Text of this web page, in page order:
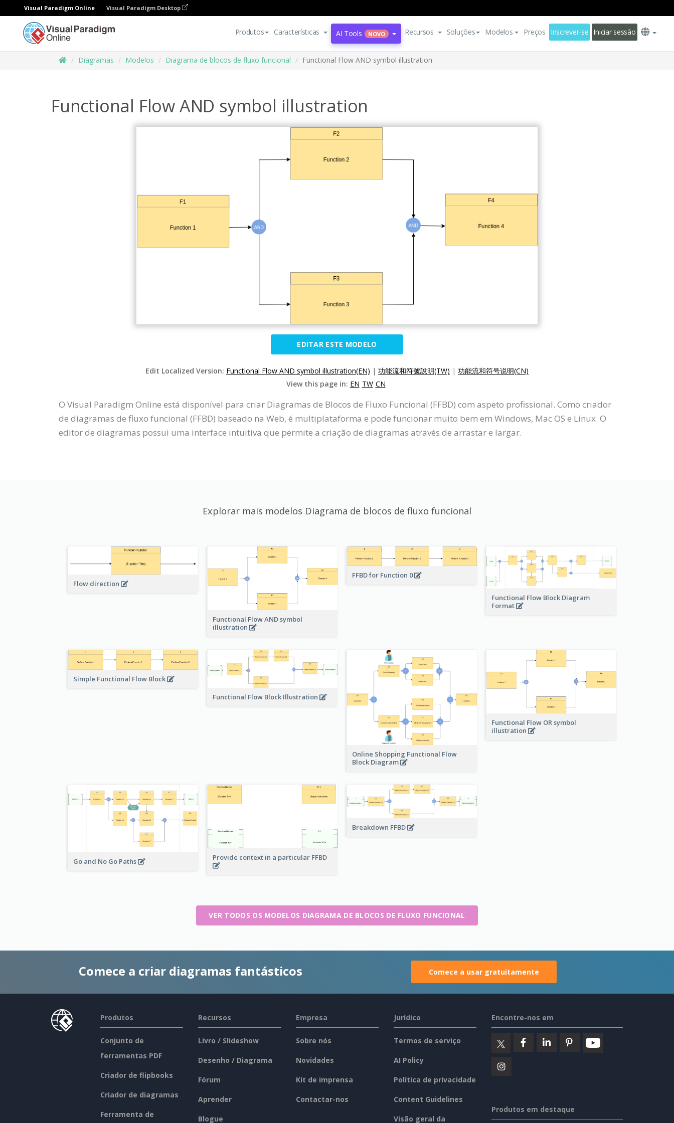
Visual Paradigm Online Visual Paradigm Desktop
Produtos Características AI Tools NOVO Recursos Soluções Modelos Preços Inscrever-se Iniciar sessão
Diagramas Modelos Diagrama de blocos de fluxo funcional Functional Flow AND symbol illustration
Functional Flow AND symbol illustration
EDITAR ESTE MODELO
Edit Localized Version: Functional Flow AND symbol illustration(EN) | 功能流和符號說明(TW) | 功能流和符号说明(CN)
View this page in: EN TW CN
O Visual Paradigm Online está disponível para criar Diagramas de Blocos de Fluxo Funcional (FFBD) com aspeto profissional. Como criador
de diagramas de fluxo funcional (FFBD) baseado na Web, é multiplataforma e pode funcionar muito bem em Windows, Mac OS e Linux. O
editor de diagramas possui uma interface intuitiva que permite a criação de diagramas através de arrastar e largar.
Explorar mais modelos Diagrama de blocos de fluxo funcional
Flow direction
Functional Flow AND symbol
illustration
FFBD for Function 0
Functional Flow Block Diagram
Format
Simple Functional Flow Block
Functional Flow Block Illustration
Online Shopping Functional Flow
Block Diagram
Functional Flow OR symbol
illustration
Go and No Go Paths Provide context in a particular FFBD
Breakdown FFBD
VER TODOS OS MODELOS DIAGRAMA DE BLOCOS DE FLUXO FUNCIONAL
Comece a criar diagramas fantásticos Comece a usar gratuitamente
Produtos
Conjunto de
ferramentas PDF
Criador de flipbooks
Criador de diagramas
Ferramenta de
Recursos
Livro / Slideshow
Desenho / Diagrama
Fórum
Aprender
Blogue
Empresa
Sobre nós
Novidades
Kit de imprensa
Contactar-nos
Jurídico
Termos de serviço
AI Policy
Política de privacidade
Content Guidelines
Visão geral da
Encontre-nos em
Produtos em destaque